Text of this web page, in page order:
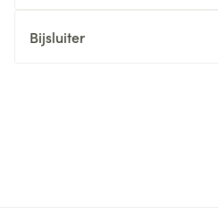
Bijsluiter